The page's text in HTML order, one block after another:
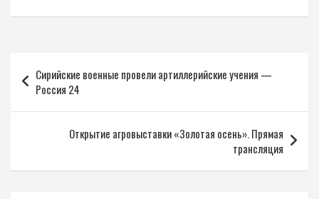
по
записям
Сирийские военные провели артиллерийские учения —
Россия 24
Открытие агровыставки «Золотая осень». Прямая
трансляция